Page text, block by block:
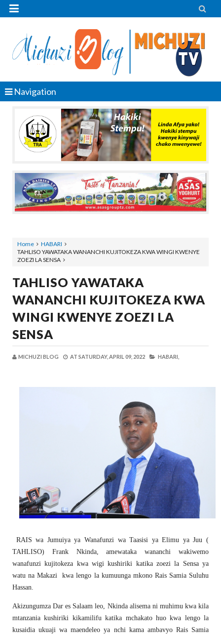
 
Navigation
Home
HABARI
TAHLISO YAWATAKA WANANCHI KUJITOKEZA KWA WINGI KWENYE
ZOEZI LA SENSA
TAHLISO YAWATAKA
WANANCHI KUJITOKEZA KWA
WINGI KWENYE ZOEZI LA
SENSA
MICHUZI BLOG AT SATURDAY, APRIL 09, 2022 HABARI,
RAIS wa Jumuiya ya Wanafunzi wa Taasisi ya Elimu ya Juu (
TAHLISO) Frank Nkinda, amewataka wananchi wakiwemo
wanafunzi kujitokeza kwa wigi kushiriki katika zoezi la Sensa ya
watu na Makazi kwa lengo la kumuunga mkono Rais Samia Suluhu
Hassan.
Akizungumza Dar es Salaam leo, Nkinda alisema ni muhimu kwa kila
mtanzania kushiriki kikamilifu katika mchakato huo kwa lengo la
kusaidia ukuaji wa maendeleo ya nchi kama ambavyo Rais Samia